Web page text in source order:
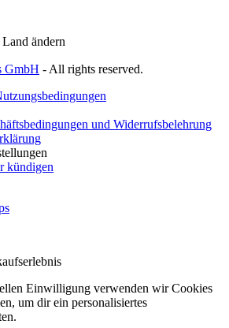
Land ändern
GmbH - All rights reserved.
und Widerrufsbelehrung
kündigen
Einwilligung verwenden wir Cookies
um dir ein personalisiertes